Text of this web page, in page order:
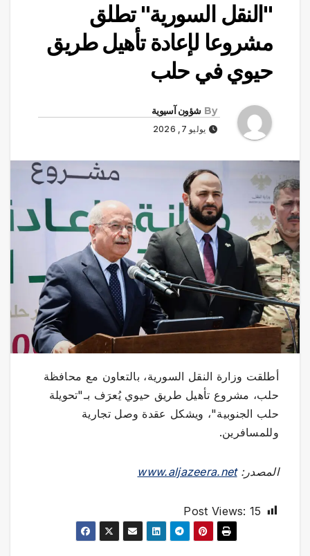
"النقل السورية" تطلق
مشروعا لإعادة تأهيل طريق
حيوي في حلب
By شؤون آسيوية
يوليو 7, 2026
أطلقت وزارة النقل السورية، بالتعاون مع محافظة
حلب، مشروع تأهيل طريق حيوي يُعرَف بـ"تحويلة
حلب الجنوبية"، ويشكل عقدة وصل تجارية
وللمسافرين.
المصدر:www.aljazeera.net
Post Views: 15